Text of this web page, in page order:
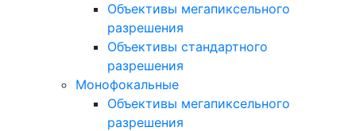
Объективы мегапиксельного
разрешения
Объективы стандартного
разрешения
Монофокальные
Объективы мегапиксельного
разрешения